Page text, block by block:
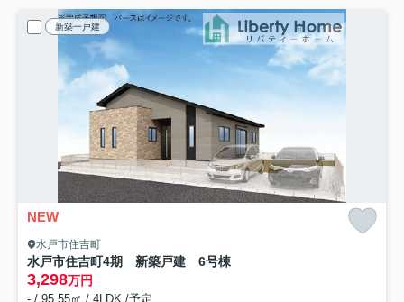
新築一戸建
NEW
水戸市住吉町
水戸市住吉町4期 新築戸建 6号棟
3,298万円
- / 95.55㎡ / 4LDK /予定